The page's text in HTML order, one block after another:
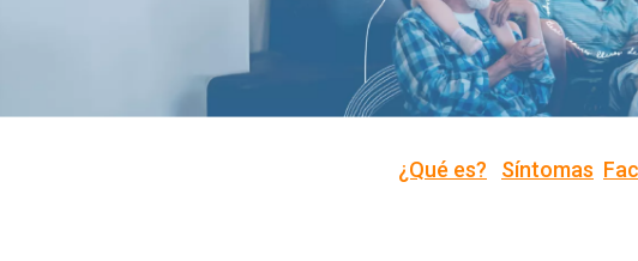
¿Qué es? Síntomas